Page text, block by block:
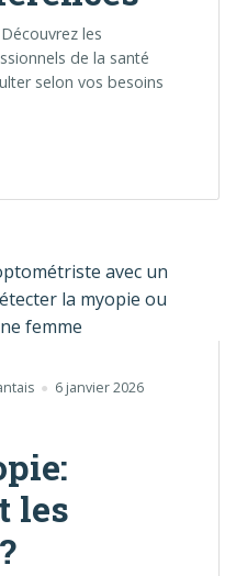
les
de la santé
selon vos besoins
6 janvier 2026
les